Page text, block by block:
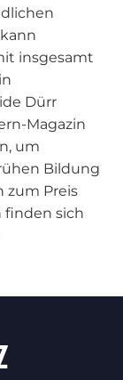
insgesamt
Dürr
Magazin
um
Bildung
zum Preis
sich